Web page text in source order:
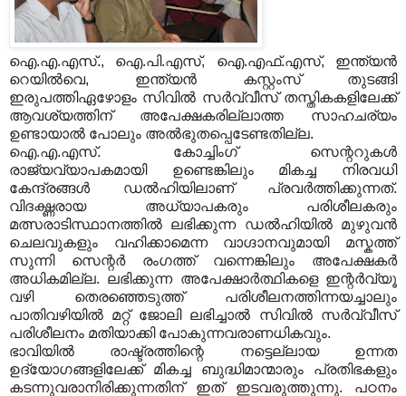
ഐ.എ.എസ്., ഐ.പി.എസ്, ഐ.എഫ്.എസ്, ഇന്ത്യന്‍
റെയില്‍വെ, ഇന്ത്യന്‍ കസ്റ്റംസ് തുടങ്ങി
ഇരുപത്തിഏഴോളം സിവില്‍ സര്‍വ്വീസ് തസ്തികകളിലേക്ക്
ആവശ്യത്തിന് അപേക്ഷകരില്ലാത്ത സാഹചര്യം
ഉണ്ടായാല്‍ പോലും അല്‍ഭുതപ്പെടേണ്ടതില്ല.
ഐ.എ.എസ്. കോച്ചിംഗ് സെന്ററുകള്‍
രാജ്യവ്യാപകമായി ഉണ്ടെങ്കിലും മികച്ച നിരവധി
കേന്ദ്രങ്ങള്‍ ഡല്‍ഹിയിലാണ് പ്രവര്‍ത്തിക്കുന്നത്.
വിദഗ്ദ്ധരായ അധ്യാപകരും പരിശീലകരും
മത്സരാടിസ്ഥാനത്തില്‍ ലഭിക്കുന്ന ഡല്‍ഹിയില്‍ മുഴുവന്‍
ചെലവുകളും വഹിക്കാമെന്ന വാഗ്ദാനവുമായി മസ്കത്ത്
സുന്നി സെന്റര്‍ രംഗത്ത് വന്നെങ്കിലും അപേക്ഷകര്‍
അധികമില്ല. ലഭിക്കുന്ന അപേക്ഷാര്‍ത്ഥികളെ ഇന്റര്‍വ്യൂ
വഴി തെരഞ്ഞെടുത്ത് പരിശീലനത്തിന്നയച്ചാലും
പാതിവഴിയില്‍ മറ്റ് ജോലി ലഭിച്ചാല്‍ സിവില്‍ സര്‍വ്വീസ്
പരിശീലനം മതിയാക്കി പോകുന്നവരാണധികവും.
ഭാവിയില്‍ രാഷ്ട്രത്തിന്റെ നട്ടെല്ലായ ഉന്നത
ഉദ്യോഗങ്ങളിലേക്ക് മികച്ച ബുദ്ധിമാന്മാരും പ്രതിഭകളും
കടന്നുവരാനിരിക്കുന്നതിന് ഇത് ഇടവരുത്തുന്നു. പഠനം